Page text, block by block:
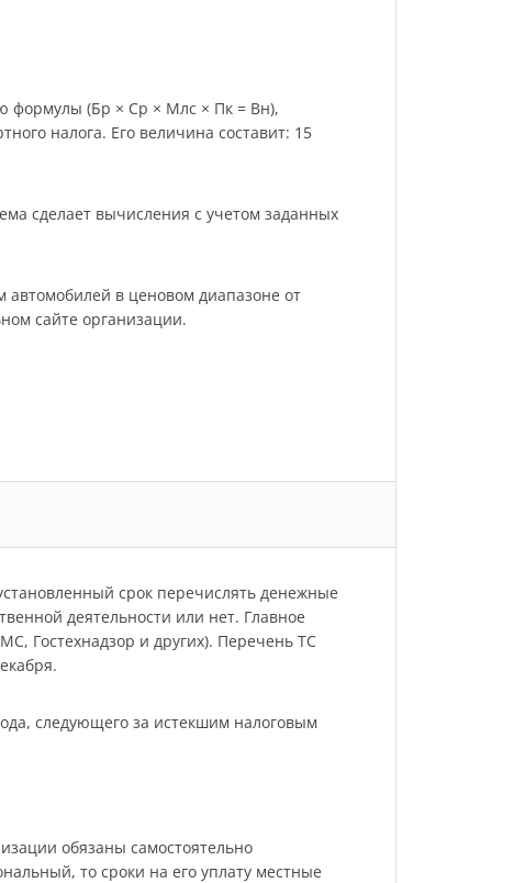
формулы (Бр × Ср × Млс × Пк = Вн),
налога. Его величина составит: 15
сделает вычисления с учетом заданных
в ценовом диапазоне от
сайте организации.
срок перечислять денежные
деятельности или нет. Главное
Гостехнадзор и других). Перечень ТС
следующего за истекшим налоговым
обязаны самостоятельно
то сроки на его уплату местные